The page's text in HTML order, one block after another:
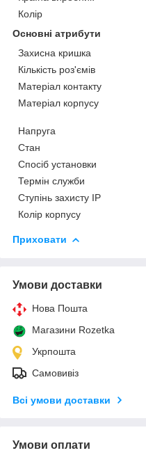
Колір
Основні атрибути
Захисна кришка
Кількість роз'ємів
Матеріал контакту
Матеріал корпусу
Напруга
Стан
Спосіб установки
Термін служби
Ступінь захисту IP
Колір корпусу
Приховати
Умови доставки
Нова Пошта
Магазини Rozetka
Укрпошта
Самовивіз
Всі умови доставки
Умови оплати